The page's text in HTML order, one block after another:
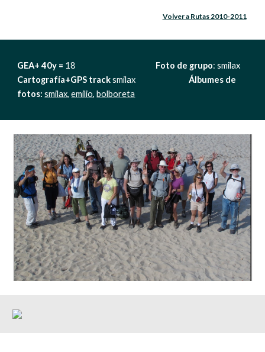
Volver a Rutas 2010-2011
GEA+ 40y = 18 Foto de grupo
Cartografía+GPS track smilax Álbumes de
fotos: smilax, emilio, bolboreta